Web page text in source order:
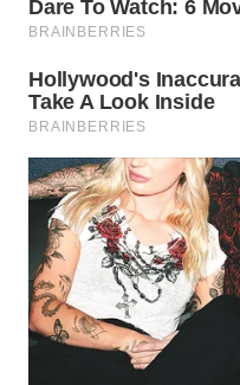
TEBING
WN
PAKPAK
WN
KARAWANG
WN
BEKASI